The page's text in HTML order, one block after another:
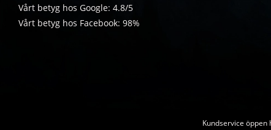
Vårt betyg hos Google: 4.8/5
Vårt betyg hos Facebook: 98%
Kundservice